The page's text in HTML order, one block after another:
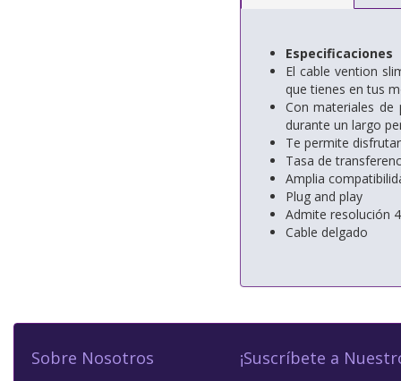
Especificaciones
El cable vention
que tienes en tus
Con materiales
durante un largo
Te permite
Tasa de
Amplia
Plug and play
Admite resolución
Cable delgado
Sobre Nosotros ¡Suscríbete a